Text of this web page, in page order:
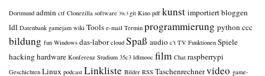
Dortmund admin ctf Clonezilla software 39c3 git Kino pdf kunst importiert bloggen
ldl Datenbank gamejam wiki Tools e-mail Termin programmierung python ccc
bildung fun Windows das-laborcloud Spaß audio c't TV Funktionen Spiele
hacking hardware Konferenz Studium 35c3 ldlmooc film Chat raspberrypi
Geschichten Linux podcast Linkliste Bilder RSS Taschenrechnervideo game-